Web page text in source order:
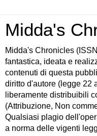
Midda's
Midda's Chronicles
fantastica, ideata e
contenuti di questa
diritto d'autore (legge 22
liberamente distribuibili
(Attribuzione, Non
Qualsiasi plagio
a norma delle vigenti